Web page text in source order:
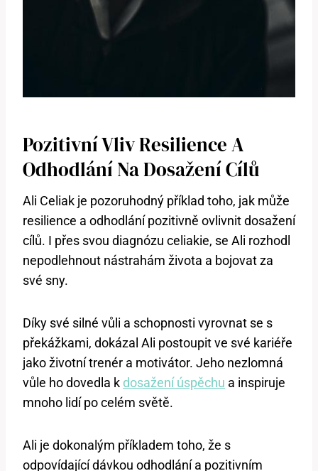
Pozitivní Vliv Resilience A
Odhodlání Na Dosažení Cílů
Ali Celiak je pozoruhodný příklad toho, jak může
resilience a odhodlání pozitivně ovlivnit dosažení
cílů. I přes svou diagnózu celiakie, se Ali rozhodl
nepodlehnout nástrahám života a bojovat za
své sny.
Díky své silné vůli a schopnosti vyrovnat se s
překážkami, dokázal Ali postoupit ve své kariéře
jako životní trenér a motivátor. Jeho nezlomná
vůle ho dovedla k dosažení úspěchu a inspiruje
mnoho lidí po celém světě.
Ali je dokonalým příkladem toho, že s
odpovídající dávkou odhodlání a pozitivním